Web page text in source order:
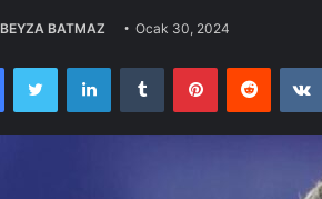
BEYZA BATMAZ Ocak 30, 2024
FacebookTwitter LinkedInTumblr PinterestReddit